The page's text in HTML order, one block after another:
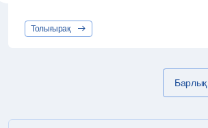
Толығырақ
Барлық